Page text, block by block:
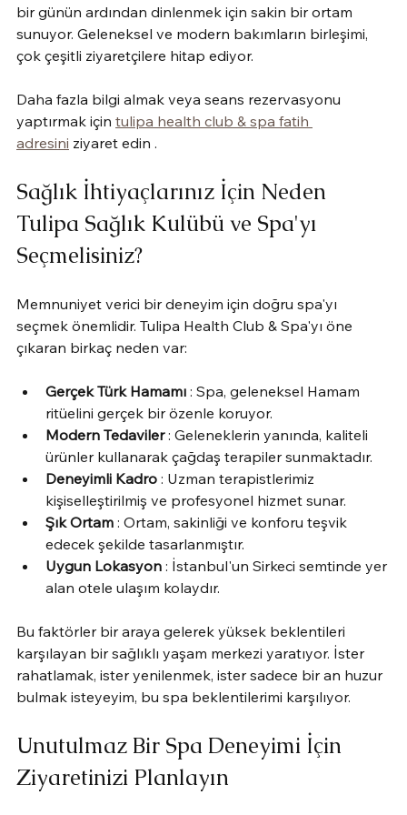
bir günün ardından dinlenmek için sakin bir ortam
sunuyor. Geleneksel ve modern bakımların birleşimi,
çok çeşitli ziyaretçilere hitap ediyor.
Daha fazla bilgi almak veya seans rezervasyonu
yaptırmak için tulipa health club & spa fatih
adresini ziyaret edin .
Sağlık İhtiyaçlarınız İçin Neden
Tulipa Sağlık Kulübü ve Spa'yı
Seçmelisiniz?
Memnuniyet verici bir deneyim için doğru spa'yı
seçmek önemlidir. Tulipa Health Club & Spa'yı öne
çıkaran birkaç neden var:
Gerçek Türk Hamamı : Spa, geleneksel Hamam
ritüelini gerçek bir özenle koruyor.
Modern Tedaviler : Geleneklerin yanında, kaliteli
ürünler kullanarak çağdaş terapiler sunmaktadır.
Deneyimli Kadro : Uzman terapistlerimiz
kişiselleştirilmiş ve profesyonel hizmet sunar.
Şık Ortam : Ortam, sakinliği ve konforu teşvik
edecek şekilde tasarlanmıştır.
Uygun Lokasyon : İstanbul'un Sirkeci semtinde yer
alan otele ulaşım kolaydır.
Bu faktörler bir araya gelerek yüksek beklentileri
karşılayan bir sağlıklı yaşam merkezi yaratıyor. İster
rahatlamak, ister yenilenmek, ister sadece bir an huzur
bulmak isteyeyim, bu spa beklentilerimi karşılıyor.
Unutulmaz Bir Spa Deneyimi İçin
Ziyaretinizi Planlayın